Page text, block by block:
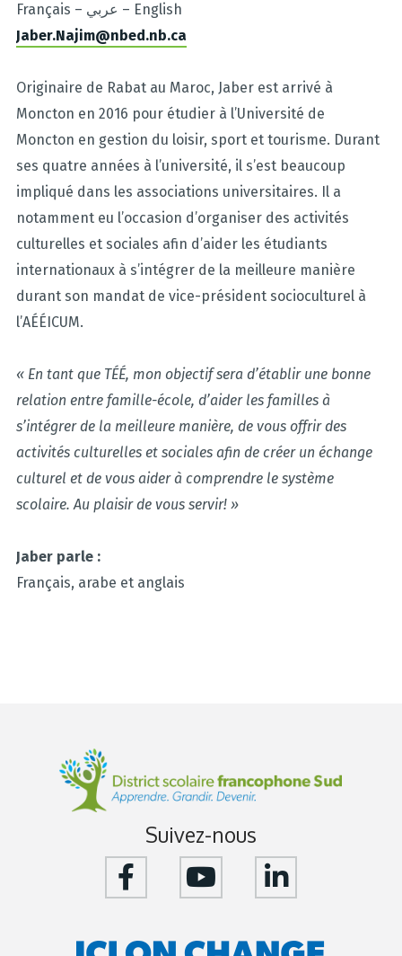
Français – عربي – English
Jaber.Najim@nbed.nb.ca
Originaire de Rabat au Maroc, Jaber est arrivé à
Moncton en 2016 pour étudier à l’Université de
Moncton en gestion du loisir, sport et tourisme. Durant
ses quatre années à l’université, il s’est beaucoup
impliqué dans les associations universitaires. Il a
notamment eu l’occasion d’organiser des activités
culturelles et sociales afin d’aider les étudiants
internationaux à s’intégrer de la meilleure manière
durant son mandat de vice-président socioculturel à
l’AÉÉICUM.
« En tant que TÉÉ, mon objectif sera d’établir une bonne
relation entre famille-école, d’aider les familles à
s’intégrer de la meilleure manière, de vous offrir des
activités culturelles et sociales afin de créer un échange
culturel et de vous aider à comprendre le système
scolaire. Au plaisir de vous servir! »
Jaber parle :
Français, arabe et anglais
Suivez-nous